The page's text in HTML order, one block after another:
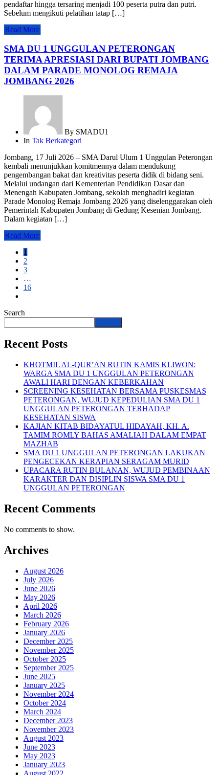
pendaftar hingga tersaring menjadi 100 peserta putra dan putri.
Sebelum mengikuti pelatihan tatap […]
Read More
SMA DU 1 UNGGULAN PETERONGAN
TERIMA APRESIASI DARI BUPATI JOMBANG
DALAM PARADE MONOLOG REMAJA
JOMBANG 2026
By SMADU1
In Tak Berkategori
Jombang, 17 Juli 2026 – SMA Darul Ulum 1 Unggulan Peterongan
kembali menunjukkan komitmennya dalam mendukung
pengembangan bakat dan kreativitas peserta didik di bidang seni.
Melalui undangan dari Kementerian Pendidikan Dasar dan
Menengah Kabupaten Jombang, sekolah menghadiri kegiatan
Parade Monolog Remaja Jombang 2026 yang diselenggarakan oleh
Pemerintah Kabupaten Jombang di Gedung Kesenian Jombang.
Dalam kegiatan […]
Read More
1
2
3
…
16
Search
Recent Posts
KHOTMIL AL-QUR’AN RUTIN KAMIS KLIWON:
WARGA SMA DU 1 UNGGULAN PETERONGAN
AWALI HARI DENGAN KEBERKAHAN
SCREENING KESEHATAN BERSAMA PUSKESMAS
PETERONGAN, WUJUD KEPEDULIAN SMA DU 1
UNGGULAN PETERONGAN TERHADAP
KESEHATAN SISWA
KAJIAN KITAB BIDAYATUL HIDAYAH, KH. A.
TAMIM ROMLY BAHAS AMALIAH DALAM EMPAT
MAZHAB
SMA DU 1 UNGGULAN PETERONGAN LAKUKAN
PENGECEKAN KERAPIAN SERAGAM MURID
UPACARA RUTIN BULANAN, WUJUD PEMBINAAN
KARAKTER DAN DISIPLIN SISWA SMA DU 1
UNGGULAN PETERONGAN
Recent Comments
No comments to show.
Archives
August 2026
July 2026
June 2026
May 2026
April 2026
March 2026
February 2026
January 2026
December 2025
November 2025
October 2025
September 2025
June 2025
January 2025
November 2024
October 2024
March 2024
December 2023
November 2023
August 2023
June 2023
May 2023
January 2023
August 2022